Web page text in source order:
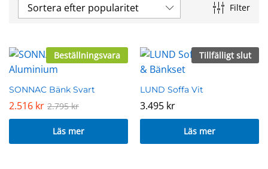
Filter
Sortera efter popularitet
Beställningsvara
SONNAC Bänk Svart
2.516 kr 2.795kr
Läs mer
Tillfälligt slut
LUND Soffa Vit
3.495 kr
Läs mer